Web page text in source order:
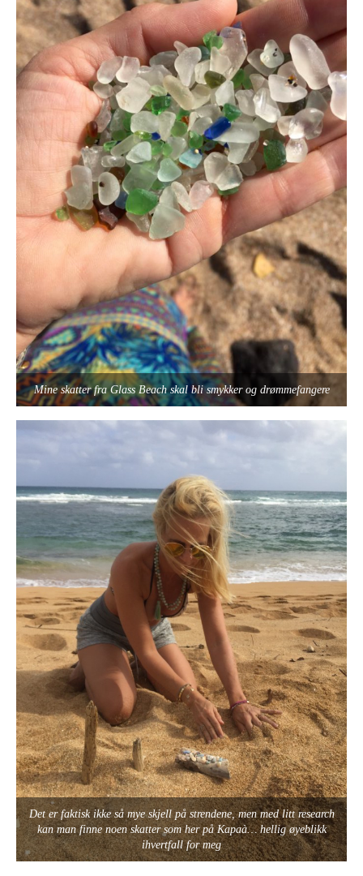
Mine skatter fra Glass Beach skal bli smykker og drømmefangere
Det er faktisk ikke så mye skjell på strendene, men med litt research
kan man finne noen skatter som her på Kapaà… hellig øyeblikk
ihvertfall for meg